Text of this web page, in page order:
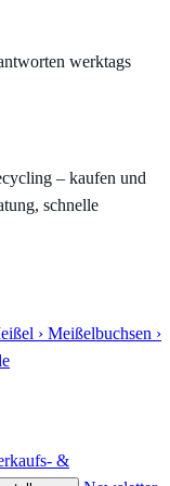
werktags
– kaufen und
schnelle
› Meißelbuchsen ›
&